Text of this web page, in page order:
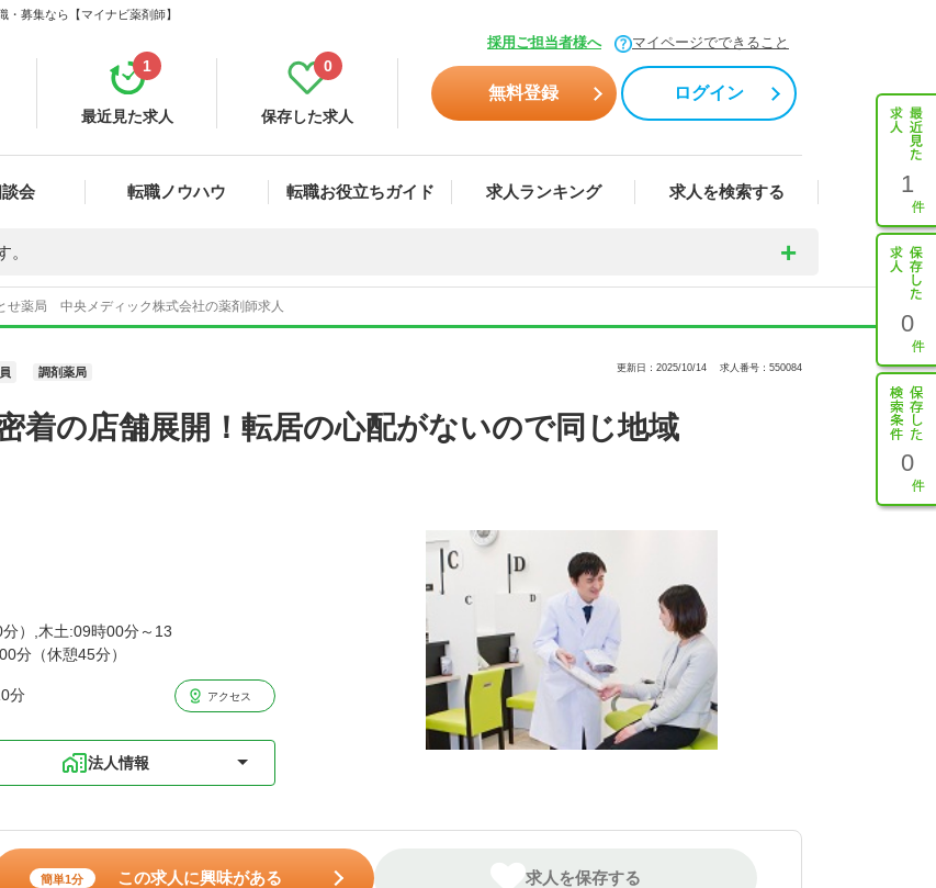
募集なら【マイナビ薬剤師】
採用ご担当者様へ マイページでできること
最近見た求人
1
保存した求人
0
無料登録 ログイン
会 転職ノウハウ 転職お役立ちガイド 求人ランキング 求人を検索する 1
0
0
。
せ薬局 中央メディック株式会社の薬剤師求人
調剤薬局 更新日：2025/10/14 求人番号：550084
着の店舗展開！転居の心配がないので同じ地域
）,木土:09時00分～13
分（休憩45分）
分 アクセス
法人情報
簡単1分 この求人に興味がある 求人を保存する